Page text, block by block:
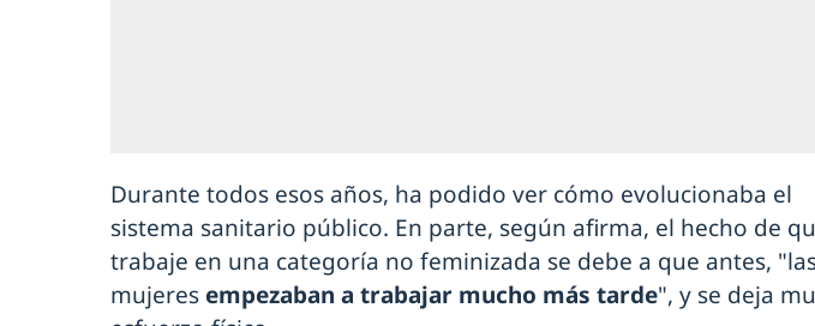
Durante todos esos años, ha podido ver cómo evolucionaba el
sistema sanitario público. En parte, según afirma, el hecho de
trabaje en una categoría no feminizada se debe a que antes,
mujeres empezaban a trabajar mucho más tarde", y se deja